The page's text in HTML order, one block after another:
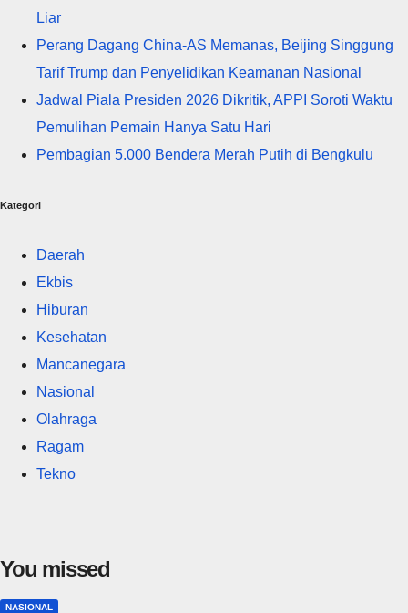
Liar
Perang Dagang China-AS Memanas, Beijing Singgung
Tarif Trump dan Penyelidikan Keamanan Nasional
Jadwal Piala Presiden 2026 Dikritik, APPI Soroti Waktu
Pemulihan Pemain Hanya Satu Hari
Pembagian 5.000 Bendera Merah Putih di Bengkulu
Kategori
Daerah
Ekbis
Hiburan
Kesehatan
Mancanegara
Nasional
Olahraga
Ragam
Tekno
You missed
NASIONAL